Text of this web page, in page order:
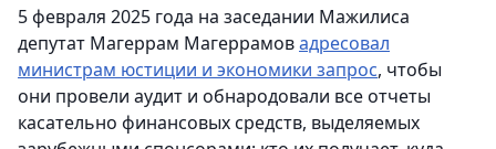
5 февраля 2025 года на заседании Мажилиса
депутат Магеррам Магеррамовадресовал
министрам юстиции и экономики запрос, чтобы
они провели аудит и обнародовали все отчеты
касательно финансовых средств, выделяемых